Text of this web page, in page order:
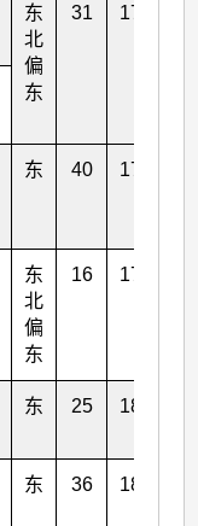
东
北
偏
东
31 17/9
东 40 17/9
东
北
偏
东
16 17/9
东 25 18/9
东 36 18/9